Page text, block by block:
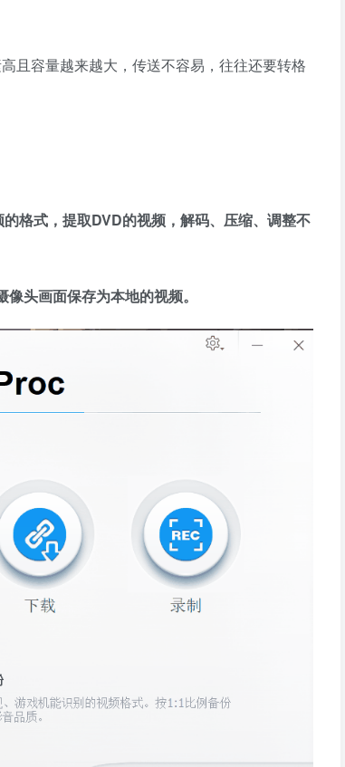
且容量越来越大，传送不容易，往往还要转格
的格式，提取DVD的视频，解码、压缩、调整不
头画面保存为本地的视频。